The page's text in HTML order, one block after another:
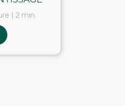
2 min.